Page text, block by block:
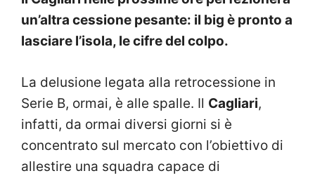
un’altra cessione pesante: il big è pronto a
lasciare l’isola, le cifre del colpo.
La delusione legata alla retrocessione in
Serie B, ormai, è alle spalle. Il Cagliari,
infatti, da ormai diversi giorni si è
concentrato sul mercato con l’obiettivo di
allestire una squadra capace di